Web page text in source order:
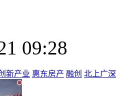
09:28
新产业 惠东房产 融创 北上广深